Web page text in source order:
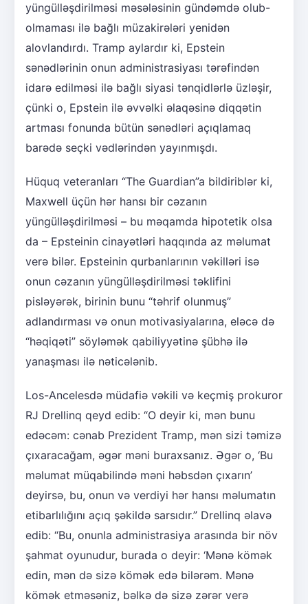
yüngülləşdirilməsi məsələsinin gündəmdə olub-
olmaması ilə bağlı müzakirələri yenidən
alovlandırdı. Tramp aylardır ki, Epstein
sənədlərinin onun administrasiyası tərəfindən
idarə edilməsi ilə bağlı siyasi tənqidlərlə üzləşir,
çünki o, Epstein ilə əvvəlki əlaqəsinə diqqətin
artması fonunda bütün sənədləri açıqlamaq
barədə seçki vədlərindən yayınmışdı.
Hüquq veteranları “The Guardian”a bildiriblər ki,
Maxwell üçün hər hansı bir cəzanın
yüngülləşdirilməsi – bu məqamda hipotetik olsa
da – Epsteinin cinayətləri haqqında az məlumat
verə bilər. Epsteinin qurbanlarının vəkilləri isə
onun cəzanın yüngülləşdirilməsi təklifini
pisləyərək, birinin bunu “təhrif olunmuş”
adlandırması və onun motivasiyalarına, eləcə də
“həqiqəti” söyləmək qabiliyyətinə şübhə ilə
yanaşması ilə nəticələnib.
Los-Ancelesdə müdafiə vəkili və keçmiş prokuror
RJ Drellinq qeyd edib: “O deyir ki, mən bunu
edəcəm: cənab Prezident Tramp, mən sizi təmizə
çıxaracağam, əgər məni buraxsanız. Əgər o, ‘Bu
məlumat müqabilində məni həbsdən çıxarın’
deyirsə, bu, onun və verdiyi hər hansı məlumatın
etibarlılığını açıq şəkildə sarsıdır.” Drellinq əlavə
edib: “Bu, onunla administrasiya arasında bir növ
şahmat oyunudur, burada o deyir: ‘Mənə kömək
edin, mən də sizə kömək edə bilərəm. Mənə
kömək etməsəniz, bəlkə də sizə zərər verə